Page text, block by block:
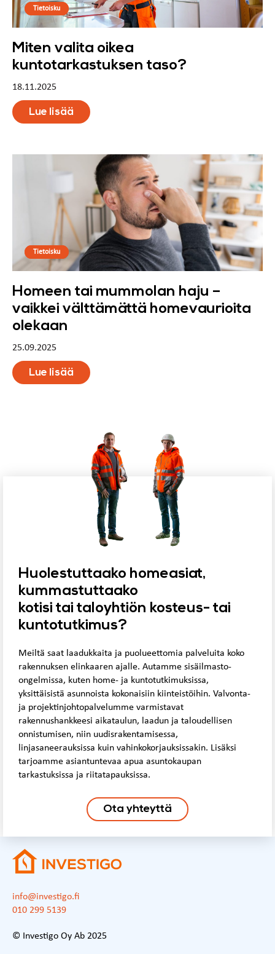
Tietoisku
Miten valita oikea
kuntotarkastuksen taso?
18.11.2025
Lue lisää
Tietoisku
Homeen tai mummolan haju –
vaikkei välttämättä homevaurioita
olekaan
25.09.2025
Lue lisää
Huolestuttaako homeasiat,
kummastuttaako
kotisi tai taloyhtiön kosteus- tai
kuntotutkimus?
Meiltä saat laadukkaita ja puolueettomia palveluita koko
rakennuksen elinkaaren ajalle. Autamme sisäilmasto-
ongelmissa, kuten home- ja kuntotutkimuksissa,
yksittäisistä asunnoista kokonaisiin kiinteistöihin. Valvonta-
ja projektinjohtopalvelumme varmistavat
rakennushankkeesi aikataulun, laadun ja taloudellisen
onnistumisen, niin uudisrakentamisessa,
linjasaneerauksissa kuin vahinkokorjauksissakin. Lisäksi
tarjoamme asiantuntevaa apua asuntokaupan
tarkastuksissa ja riitatapauksissa.
Ota yhteyttä
info@investigo.fi
010 299 5139
© Investigo Oy Ab 2025